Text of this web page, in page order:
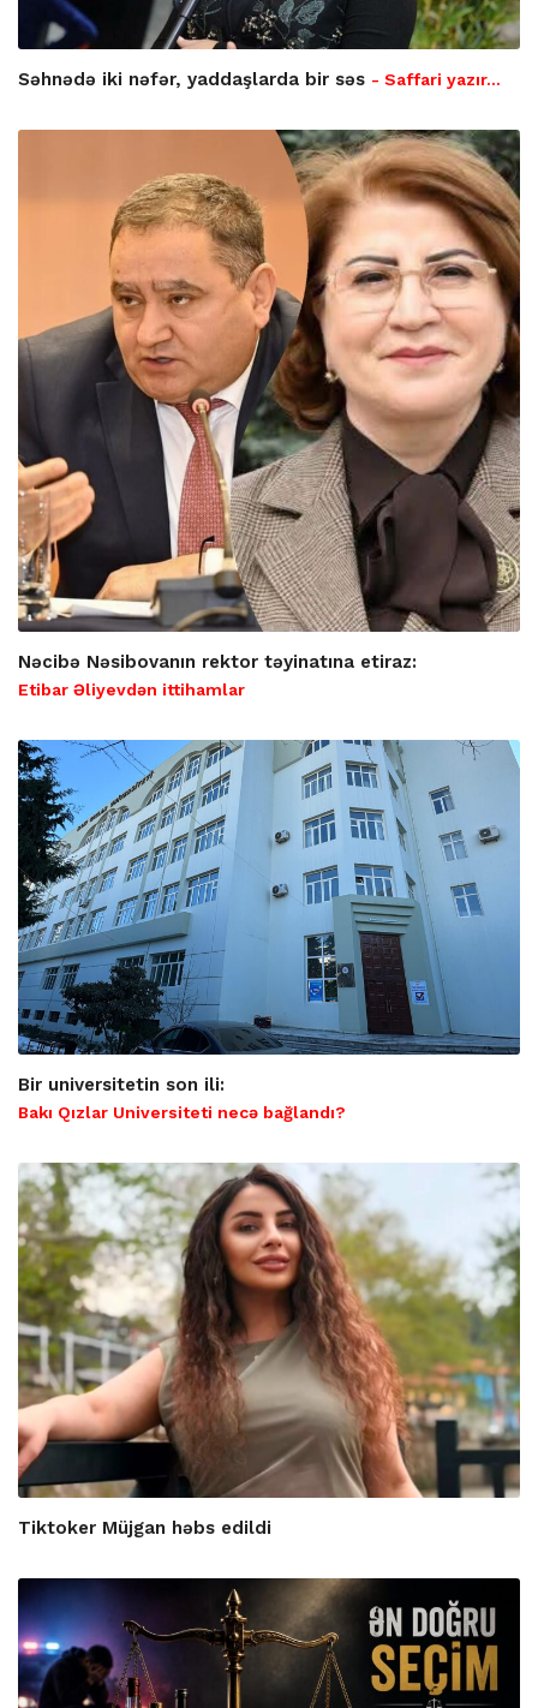
Səhnədə iki nəfər, yaddaşlarda bir səs - Saffari yazır…
Nəcibə Nəsibovanın rektor təyinatına etiraz:
Etibar Əliyevdən ittihamlar
Bir universitetin son ili:
Bakı Qızlar Universiteti necə bağlandı?
Tiktoker Müjgan həbs edildi